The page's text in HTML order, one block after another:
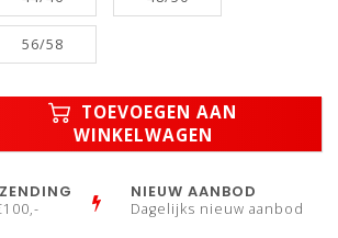
56/58
TOEVOEGEN AAN
WINKELWAGEN
NIEUW AANBOD
Dagelijks nieuw aanbod